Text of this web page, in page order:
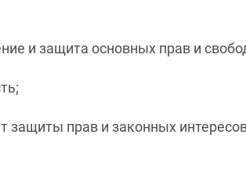
и защита основных прав и
защиты прав и законных